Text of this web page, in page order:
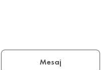
Mesaj